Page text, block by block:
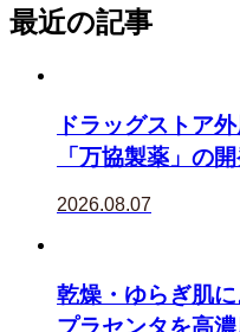
最近の記事
ドラッグストア
「万協製薬」の
2026.08.07
乾燥・ゆらぎ肌
プラセンタを高